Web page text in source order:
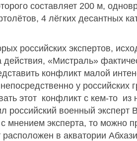
составляет 200 м,
4 лёгких десантных
российских экспертов,
действия, «Мистраль»
конфликт малой
у российских
этот конфликт с кем-то
российский военный
мнением эксперта, то можно
в акватории